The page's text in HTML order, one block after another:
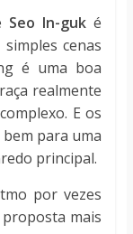
Seo In-guk é
cenas
é uma boa
realmente
E os
para uma
principal.
por vezes
mais